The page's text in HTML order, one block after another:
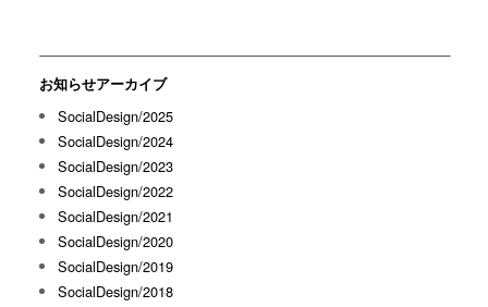
お知らせアーカイブ
SocialDesign/2025
SocialDesign/2024
SocialDesign/2023
SocialDesign/2022
SocialDesign/2021
SocialDesign/2020
SocialDesign/2019
SocialDesign/2018